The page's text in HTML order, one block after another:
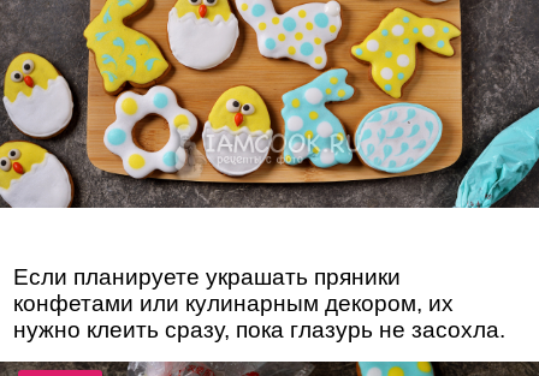
Если планируете украшать пряники
конфетами или кулинарным декором, их
нужно клеить сразу, пока глазурь не засохла.